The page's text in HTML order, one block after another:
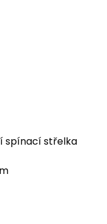
spínací střelka